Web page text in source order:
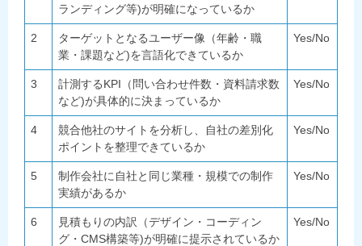
ランディング等)が明確になっているか
2
ターゲットとなるユーザー像（年齢・職
業・課題など)を言語化できているか
Yes/No
3
計測するKPI（問い合わせ件数・資料請求数
など)が具体的に決まっているか
Yes/No
4
競合他社のサイトを分析し、自社の差別化
ポイントを整理できているか
Yes/No
5
制作会社に自社と同じ業種・規模での制作
実績があるか
Yes/No
6
見積もりの内訳（デザイン・コーディン
グ・CMS構築等)が明確に提示されているか
Yes/No